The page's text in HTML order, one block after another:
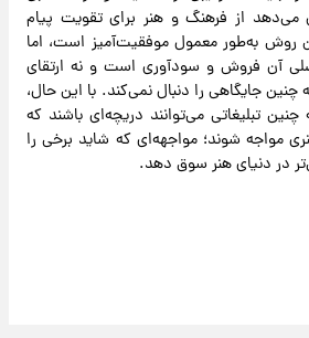
می‌دهد از فرهنگ و هنر برای تقویت پیام
روش به‌طور معمول موفقیت‌آمیز است، اما
آن فروش و سودآوری است و نه ارتقای
جایگاهی را دنبال نمی‌کند. با این حال،
تبلیغاتی می‌توانند دریچه‌ای باشند که
مواجه شوند؛ مواجهه‌ای که شاید برخی را
در دنیای هنر سوق دهد.